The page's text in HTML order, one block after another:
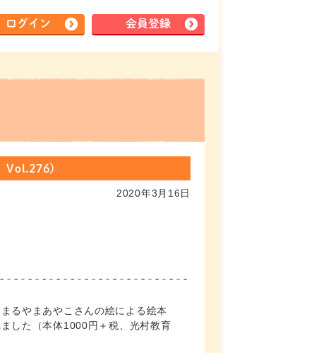
ログイン 会員登録
Vol.276）
2020年3月16日
るやまあやこさんの絵による絵本
ました（本体1000円＋税、光村教育